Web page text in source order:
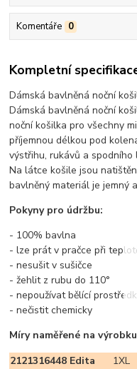
Komentáře 0
Kompletní
Dámská bavlněná noční
Dámská bavlněná noční
noční košilka pro všechny
příjemnou délkou pod
výstřihu, rukávů a
Na látce košile jsou
bavlněný materiál je jemný
Pokyny pro údržbu:
- 100% bavlna
- lze prát v pračce při
- nesušit v sušičce
- žehlit z rubu do 110°
- nepoužívat bělící
- nečistit chemicky
Míry naměřené na
2121316448 Edita
1XL